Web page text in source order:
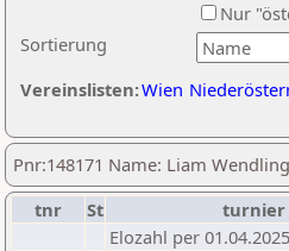
Sortierung
Nur
Vereinslisten:Wien
Pnr:148171 Name: Liam
tnr
St turnier
Elozahl per 01.04.2025